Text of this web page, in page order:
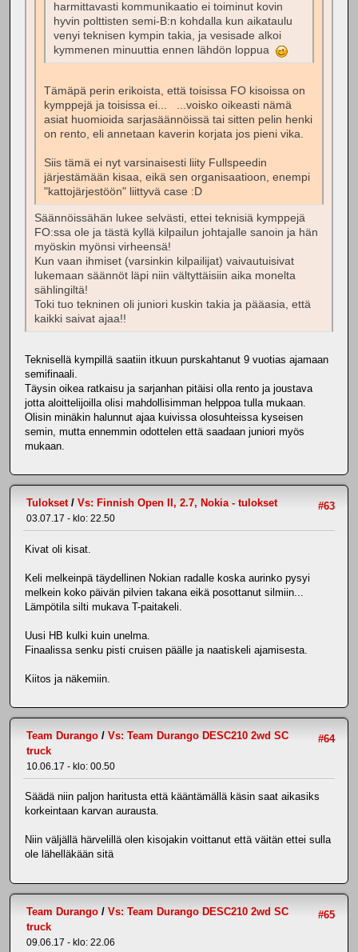
harmittavasti kommunikaatio ei toiminut kovin
hyvin polttisten semi-B:n kohdalla kun aikataulu
venyi teknisen kympin takia, ja vesisade alkoi
kymmenen minuuttia ennen lähdön loppua
Tämäpä perin erikoista, että toisissa FO kisoissa on
kymppejä ja toisissa ei... ...voisko oikeasti nämä
asiat huomioida sarjasäännöissä tai sitten pelin henki
on rento, eli annetaan kaverin korjata jos pieni vika.
Siis tämä ei nyt varsinaisesti liity Fullspeedin
järjestämään kisaa, eikä sen organisaatioon, enempi
"kattojärjestöön" liittyvä case :D
Säännöissähän lukee selvästi, ettei teknisiä kymppejä
FO:ssa ole ja tästä kyllä kilpailun johtajalle sanoin ja hän
myöskin myönsi virheensä!
Kun vaan ihmiset (varsinkin kilpailijat) vaivautuisivat
lukemaan säännöt läpi niin vältyttäisiin aika monelta
sählingiltä!
Toki tuo tekninen oli juniori kuskin takia ja pääasia, että
kaikki saivat ajaa!!
Teknisellä kympillä saatiin itkuun purskahtanut 9 vuotias ajamaan
semifinaali.
Täysin oikea ratkaisu ja sarjanhan pitäisi olla rento ja joustava
jotta aloittelijoilla olisi mahdollisimman helppoa tulla mukaan.
Olisin minäkin halunnut ajaa kuivissa olosuhteissa kyseisen
semin, mutta ennemmin odottelen että saadaan juniori myös
mukaan.
#63
Tulokset/ Vs: Finnish Open II, 2.7, Nokia - tulokset
03.07.17 - klo: 22.50
Kivat oli kisat.
Keli melkeinpä täydellinen Nokian radalle koska aurinko pysyi
melkein koko päivän pilvien takana eikä posottanut silmiin...
Lämpötila silti mukava T-paitakeli.
Uusi HB kulki kuin unelma.
Finaalissa senku pisti cruisen päälle ja naatiskeli ajamisesta.
Kiitos ja näkemiin.
#64
Team Durango / Vs: Team Durango DESC210 2wd SC
truck
10.06.17 - klo: 00.50
Säädä niin paljon haritusta että kääntämällä käsin saat aikasiks
korkeintaan karvan aurausta.
Niin väljällä härvelillä olen kisojakin voittanut että väitän ettei sulla
ole lähelläkään sitä
#65
Team Durango / Vs: Team Durango DESC210 2wd SC
truck
09.06.17 - klo: 22.06